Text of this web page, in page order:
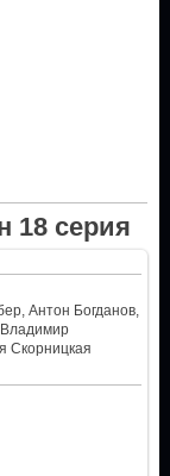
18 серия
Антон Богданов,
Скорницкая